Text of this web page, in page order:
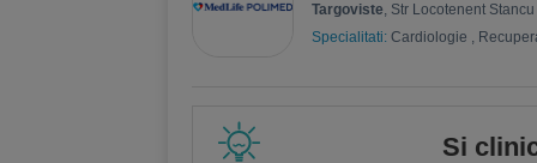
Targoviste, Str Locotenent
Specialitati: Cardiologie ,
Si